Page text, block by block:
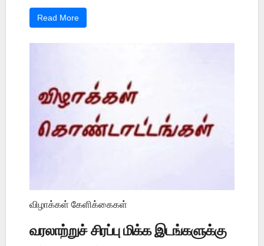
Read More
விழாக்கள் கேளிக்கைகள்
வரலாற்றுச் சிரப்பு மிக்க இடங்களுக்கு